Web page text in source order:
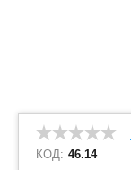
КОД: 46.14